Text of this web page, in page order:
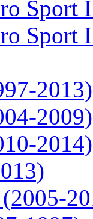
Sport
Sport
2013)
2009)
2014)